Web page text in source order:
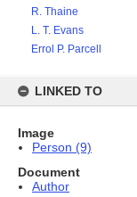
R. Thaine
L. T. Evans
Errol P. Parcell
LINKED TO
Image
Person (9)
Document
Author